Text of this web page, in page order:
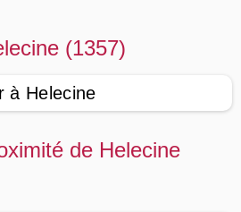
(1357)
à Helecine
de Helecine